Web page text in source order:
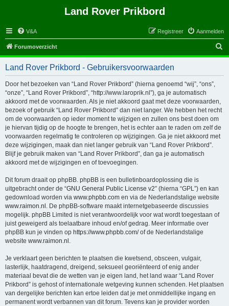
Land Rover Prikbord
V&A Aanmelden
Registreer
Forumoverzicht
o
Land Rover Prikbord - Gebruikersvoorwaarden
Door het bezoeken van “Land Rover Prikbord” (hierna genoemd “wij”, “ons”,
“onze”, “Land Rover Prikbord”, “http://www.laroprik.nl”), ga je automatisch
akkoord met de voorwaarden. Als je niet akkoord gaat met deze voorwaarden,
bezoek of gebruik “Land Rover Prikbord” dan niet langer. We hebben het recht
om de voorwaarden op ieder moment te wijzigen en zullen ons best doen om
je hiervan tijdig op de hoogte te brengen, het is echter aan te raden om zelf de
voorwaarden regelmatig te controleren op wijzigingen. Ga je niet akkoord met
deze wijzigingen, maak dan niet langer gebruik van “Land Rover Prikbord”.
Blijf je gebruik maken van “Land Rover Prikbord”, dan ga je automatisch
akkoord met de wijzigingen en of toevoegingen.
Dit forum draait op phpBB. phpBB is een bulletinboardoplossing die is
uitgebracht onder de “GNU General Public License v2” (hierna “GPL”) en kan
gedownload worden via www.phpbb.com en via de Nederlandstalige website
www.raimon.nl . De phpBB-software maakt internetgebaseerde discussies
mogelijk. phpBB Limited is niet verantwoordelijk voor wat wordt toegestaan of
juist geweigerd als toelaatbare inhoud en/of gedrag. Meer informatie over
phpBB kun je vinden op https://www.phpbb.com/of de Nederlandstalige
website www.raimon.nl .
Je verklaart geen berichten te plaatsen die kwetsend, obsceen, vulgair,
lasterlijk, haatdragend, dreigend, seksueel georiënteerd of enig ander
materiaal bevat die de wetten van je eigen land, het land waar “Land Rover
Prikbord” is gehost of internationale wetgeving kunnen schenden. Het plaatsen
van dergelijke berichten kan ertoe leiden dat je met onmiddellijke ingang en
permanent wordt verbannen van dit forum. Tevens kan je provider worden